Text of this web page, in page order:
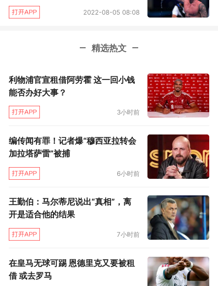
赛，英国队9金7银8铜的成绩傲然排在奖牌榜第
一。而就在12年的欧锦赛，英国队都不在前十行
四队参赛，结果合计奖牌正好是15金15银15铜，
比英联邦运动会游泳上的超级强队澳大利亚成绩
都差不了多少。
英国游泳为什么会突然如此厉害？太详细的
赛惨败是很大的追赶动因。在家门口的奥运比赛
只拿到1银2铜，13年世锦赛更是跌到一铜。但接
着就是英国游泳的幸运时刻，教练们应该有挖到
金山般的狂喜，此后成长起来的一批选手，具备
世界级水准的前所未有的多！
皮蒂和普劳德，都
是在上文提到的14年两大赛事里成名。比他们岁
200自冠军，才是他第一个成年国际大赛的单项
冠军。
2022-08-05 08:08
精选热文
利物浦官宣租借阿劳霍 这一回小钱
能否办好大事？
3小时前
编传闻有罪！记者爆“穆西亚拉转会
加拉塔萨雷”被捕
6小时前
王勤伯：马尔蒂尼说出“真相”，离
开是适合他的结果
7小时前
在皇马无球可踢 恩德里克又要被租
借 或去罗马